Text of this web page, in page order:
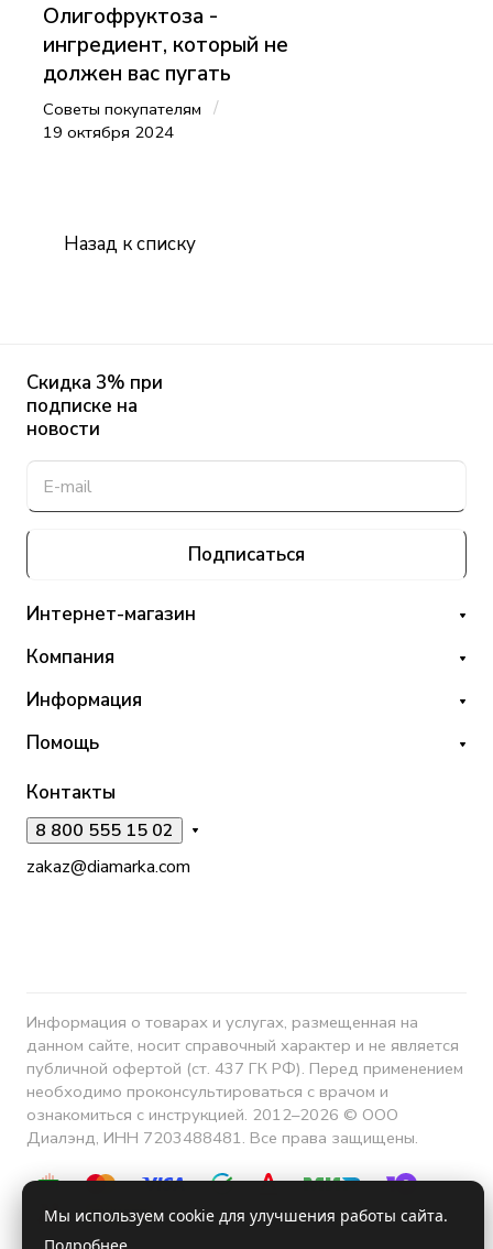
Олигофруктоза -
ингредиент, который не
должен вас пугать
Советы покупателям /
19 октября 2024
Назад к списку
Скидка 3% при
подписке на
новости
Подписаться
Интернет-магазин
Компания
Информация
Помощь
Контакты
8 800 555 15 02
zakaz@diamarka.com
Информация о товарах и услугах, размещенная на
данном сайте, носит справочный характер и не является
публичной офертой (ст. 437 ГК РФ). Перед применением
необходимо проконсультироваться с врачом и
ознакомиться с инструкцией. 2012–2026 © ООО
Диалэнд, ИНН 7203488481. Все права защищены.
Мы используем cookie для улучшения работы сайта.